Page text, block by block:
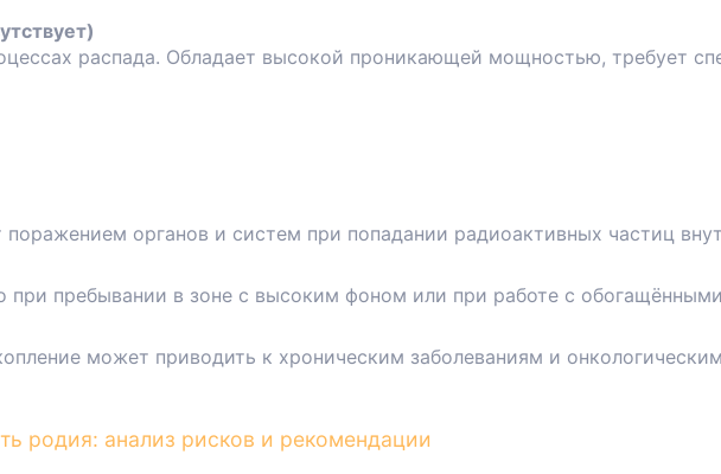
распада. Обладает высокой проникающей мощностью, требует
поражением органов и систем при попадании радиоактивных частиц
при пребывании в зоне с высоким фоном или при работе с
может приводить к хроническим заболеваниям и
родия: анализ рисков и рекомендации